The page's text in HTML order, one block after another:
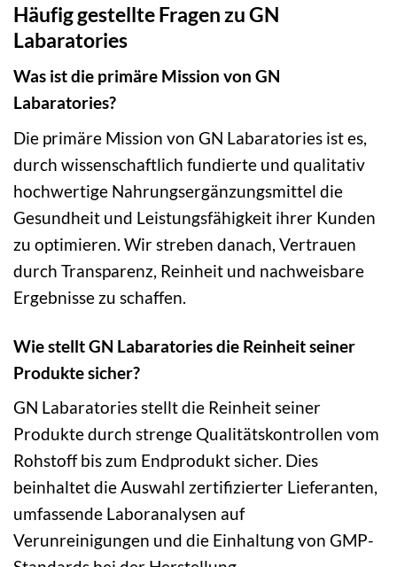
Häufig gestellte Fragen zu GN
Labaratories
Was ist die primäre Mission von GN
Labaratories?
Die primäre Mission von GN Labaratories ist es,
durch wissenschaftlich fundierte und qualitativ
hochwertige Nahrungsergänzungsmittel die
Gesundheit und Leistungsfähigkeit ihrer Kunden
zu optimieren. Wir streben danach, Vertrauen
durch Transparenz, Reinheit und nachweisbare
Ergebnisse zu schaffen.
Wie stellt GN Labaratories die Reinheit seiner
Produkte sicher?
GN Labaratories stellt die Reinheit seiner
Produkte durch strenge Qualitätskontrollen vom
Rohstoff bis zum Endprodukt sicher. Dies
beinhaltet die Auswahl zertifizierter Lieferanten,
umfassende Laboranalysen auf
Verunreinigungen und die Einhaltung von GMP-